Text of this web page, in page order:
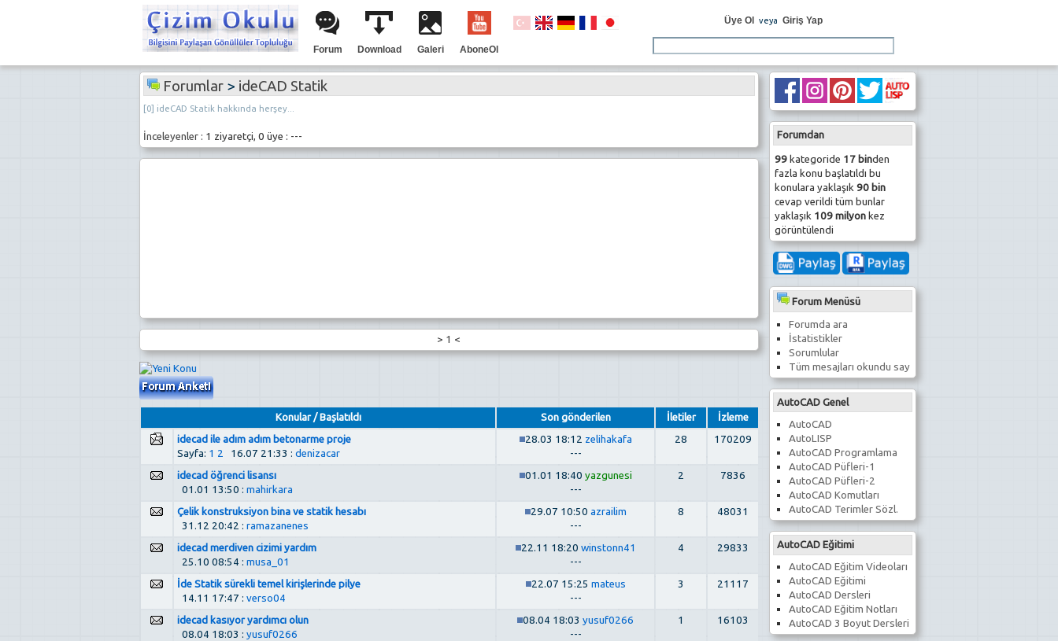
Forum Download Galeri AboneOl
Üye Ol veya Giriş Yap
Forumdan
99kategoride 17 binden
fazla konu başlatıldı bu
konulara yaklaşık 90 bin
cevap verildi tüm bunlar
yaklaşık 109 milyonkez
görüntülendi
Forum Menüsü
Forumda ara
İstatistikler
Sorumlular
Tüm mesajları okundu say
AutoCAD Genel
AutoCAD
AutoLISP
AutoCAD Programlama
AutoCAD Püfleri-1
AutoCAD Püfleri-2
AutoCAD Komutları
AutoCAD Terimler Sözl.
AutoCAD Eğitimi
AutoCAD Eğitim Videoları
AutoCAD Eğitimi
AutoCAD Dersleri
AutoCAD Eğitim Notları
AutoCAD 3 Boyut Dersleri
Forumlar> ideCAD Statik
[0] ideCAD Statik hakkında herşey...
İnceleyenler : 1 ziyaretçi, 0 üye : ---
> 1 <
Konular/Başlatıldı Son gönderilen İletiler
İzleme
idecad ile adım adım betonarme proje
Sayfa: 1 2 16.07 21:33 : denizacar
28.03 18:12 zelihakafa
---
28 170209
idecad öğrenci lisansı
01.01 13:50 : mahirkara
01.01 18:40 yazgunesi
---
2 7836
Çelik konstruksiyon bina ve statik hesabı
31.12 20:42 : ramazanenes
29.07 10:50 azrailim
---
8 48031
idecad merdiven cizimi yardım
25.10 08:54 : musa_01
22.11 18:20 winstonn41
---
4 29833
İde Statik sürekli temel kirişlerinde pilye
14.11 17:47 : verso04
22.07 15:25 mateus
---
3 21117
idecad kasıyor yardımcı olun
08.04 18:03 : yusuf0266
08.04 18:03 yusuf0266
---
1 16103